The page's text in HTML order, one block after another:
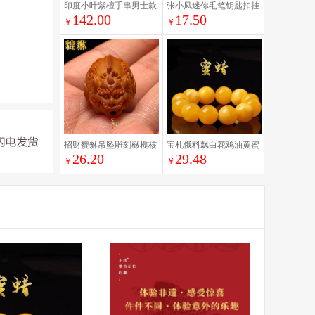
印度小叶紫檀手串男士款
属蛇年本命年手链佛珠木
质文玩父亲节礼物
￥ 142.00
张小凤迷你毛笔钥匙扣挂
件摆件文玩可爱中国风文
昌笔套装小楷软笔书法专
用品文房四宝
￥ 17.50
招财貔貅吊坠雕刻橄榄核
单籽精雕貔犰单个核雕手
把件文玩手串配珠
￥ 26.20
宝札俄料飘白花鸡油黄蜜
蜡手串男女款正品琥珀圆
珠单圈文玩手链潮
￥ 29.48